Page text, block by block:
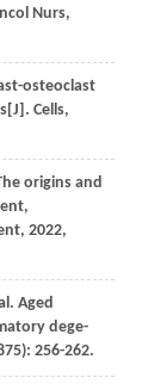
Nurs,
osteoclast
Cells,
origins and
, 2022,
. Aged
dege-
256-262.